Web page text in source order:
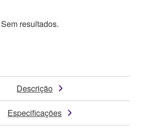
Sem resultados.
Descrição
Especificações